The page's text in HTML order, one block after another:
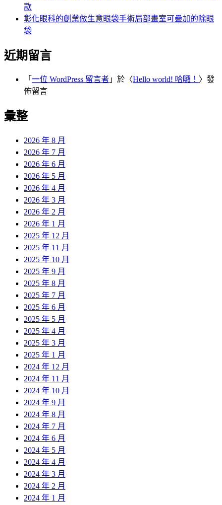
款
彰化眼科的創業做生意眼袋手術局部畫室可疊加的除眼
袋
近期留言
「 一位 WordPress 留言者 」於〈Hello world! 哈囉！ 〉發
佈留言
彙整
2026 年 8 月
2026 年 7 月
2026 年 6 月
2026 年 5 月
2026 年 4 月
2026 年 3 月
2026 年 2 月
2026 年 1 月
2025 年 12 月
2025 年 11 月
2025 年 10 月
2025 年 9 月
2025 年 8 月
2025 年 7 月
2025 年 6 月
2025 年 5 月
2025 年 4 月
2025 年 3 月
2025 年 1 月
2024 年 12 月
2024 年 11 月
2024 年 10 月
2024 年 9 月
2024 年 8 月
2024 年 7 月
2024 年 6 月
2024 年 5 月
2024 年 4 月
2024 年 3 月
2024 年 2 月
2024 年 1 月